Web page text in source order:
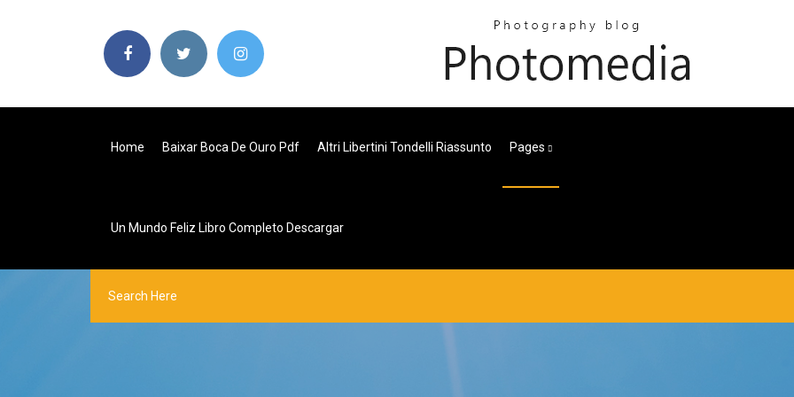
Home Baixar Boca De Ouro Pdf Altri Libertini Tondelli Riassunto Pages
Un Mundo Feliz Libro Completo Descargar